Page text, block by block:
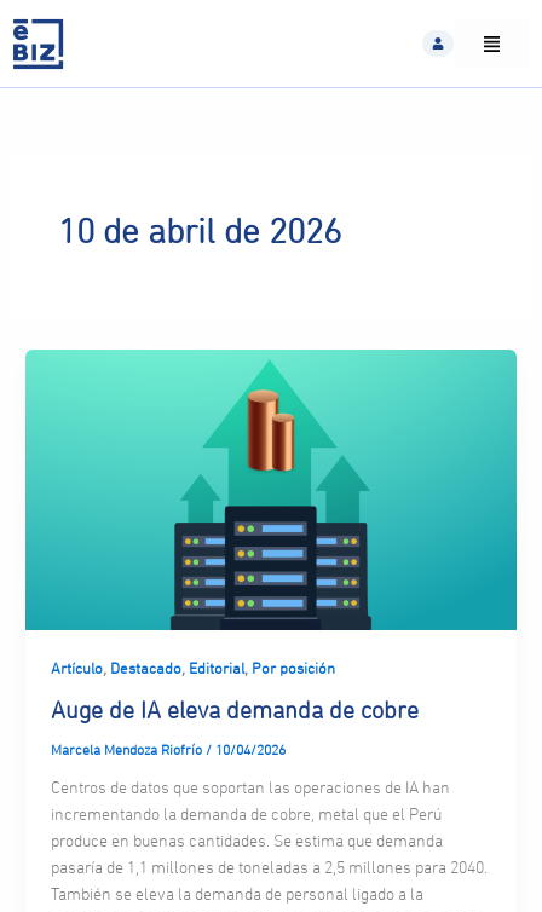
content
10 de abril de 2026
Artículo, Destacado, Editorial, Por posición
Auge de IA eleva demanda de cobre
Marcela Mendoza Riofrío / 10/04/2026
Centros de datos que soportan las operaciones de IA han
incrementando la demanda de cobre, metal que el Perú
produce en buenas cantidades. Se estima que demanda
pasaría de 1,1 millones de toneladas a 2,5 millones para 2040.
También se eleva la demanda de personal ligado a la